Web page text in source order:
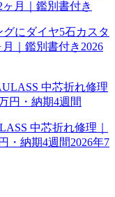
にダイヤ5石カスタ
月｜鑑別書付き 2026
中芯折れ修理｜
・納期4週間2026年7